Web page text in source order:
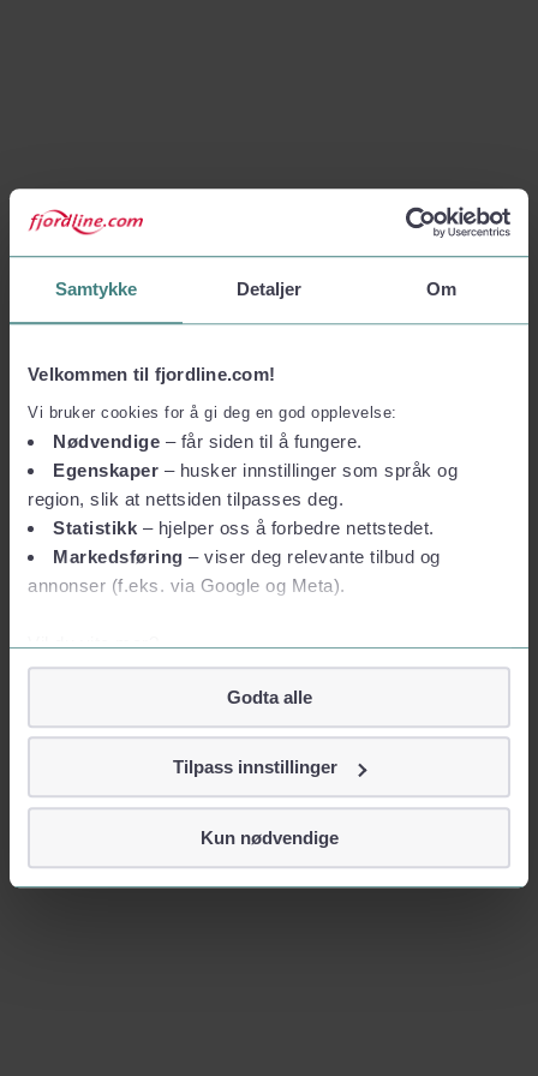
Samtykke Detaljer Om
Velkommen til fjordline.com!
Vi bruker cookies for å gi deg en god opplevelse:
Nødvendige – får siden til å fungere.
Egenskaper – husker innstillinger som språk og
region, slik at nettsiden tilpasses deg.
Statistikk – hjelper oss å forbedre nettstedet.
Markedsføring – viser deg relevante tilbud og
annonser (f.eks. via Google og Meta).
Vil du vite mer?
Om informasjonskapsler
Googles retningslinjer for personvern
Vi tar ditt personvern på alvor
identifiserer deg, som navn eller telefonnummer.
Godta alle
Tilpass innstillinger
Kun nødvendige